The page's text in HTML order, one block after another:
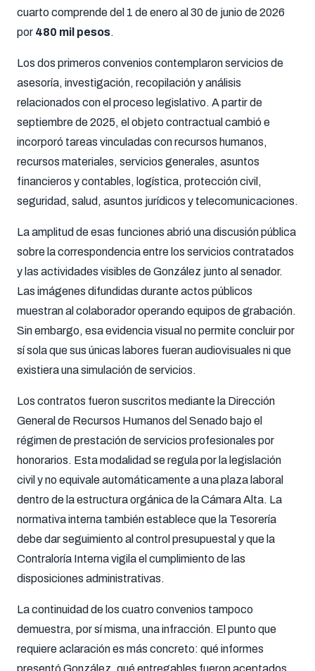
cuarto comprende del 1 de enero al 30 de junio de 2026
por 480 mil pesos.
Los dos primeros convenios contemplaron servicios de
asesoría, investigación, recopilación y análisis
relacionados con el proceso legislativo. A partir de
septiembre de 2025, el objeto contractual cambió e
incorporó tareas vinculadas con recursos humanos,
recursos materiales, servicios generales, asuntos
financieros y contables, logística, protección civil,
seguridad, salud, asuntos jurídicos y telecomunicaciones.
La amplitud de esas funciones abrió una discusión pública
sobre la correspondencia entre los servicios contratados
y las actividades visibles de González junto al senador.
Las imágenes difundidas durante actos públicos
muestran al colaborador operando equipos de grabación.
Sin embargo, esa evidencia visual no permite concluir por
sí sola que sus únicas labores fueran audiovisuales ni que
existiera una simulación de servicios.
Los contratos fueron suscritos mediante la Dirección
General de Recursos Humanos del Senado bajo el
régimen de prestación de servicios profesionales por
honorarios. Esta modalidad se regula por la legislación
civil y no equivale automáticamente a una plaza laboral
dentro de la estructura orgánica de la Cámara Alta. La
normativa interna también establece que la Tesorería
debe dar seguimiento al control presupuestal y que la
Contraloría Interna vigila el cumplimiento de las
disposiciones administrativas.
La continuidad de los cuatro convenios tampoco
demuestra, por sí misma, una infracción. El punto que
requiere aclaración es más concreto: qué informes